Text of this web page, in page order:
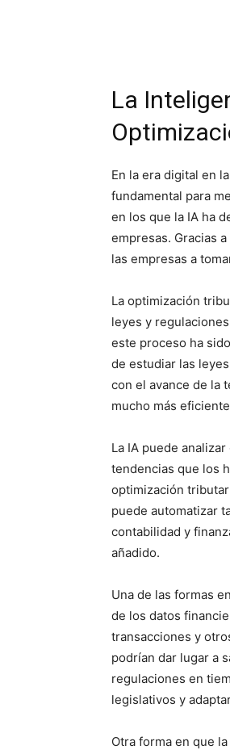
La
En la era digital en
fundamental para
en los que la IA ha
empresas. Gracias
las empresas a
La optimización
leyes y
este proceso ha
de estudiar las
con el avance de la
mucho más
La IA puede
tendencias que los
optimización
puede automatizar
contabilidad y
añadido.
Una de las formas
de los datos
transacciones y
podrían dar lugar a
regulaciones en
legislativos y
Otra forma en que